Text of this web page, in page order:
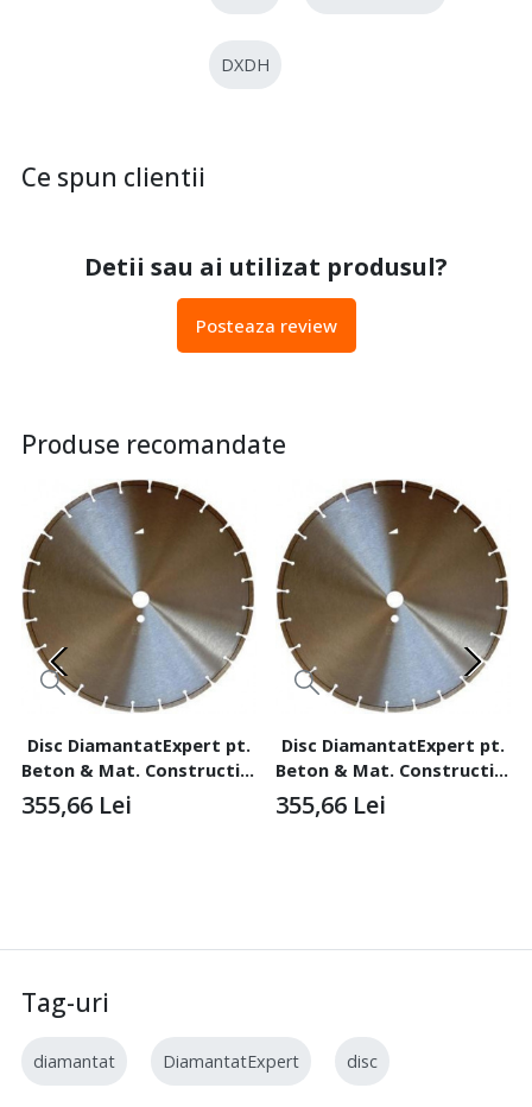
DXDH
Ce spun clientii
Detii sau ai utilizat produsul?
Posteaza review
Produse recomandate
Disc DiamantatExpert pt.
Beton & Mat. Constructii -
Laser 300mm Profesional
Standard - DXDH.12007.300
355,66 Lei
Disc DiamantatExpert pt.
Beton & Mat. Constructii -
Laser 300mm Profesional
Standard - DXDH.12007.300
355,66 Lei
Tag-uri
diamantat DiamantatExpert disc